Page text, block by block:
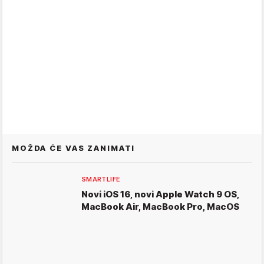
MOŽDA ĆE VAS ZANIMATI
SMARTLIFE
Novi iOS 16, novi Apple Watch 9 OS,
MacBook Air, MacBook Pro, MacOS